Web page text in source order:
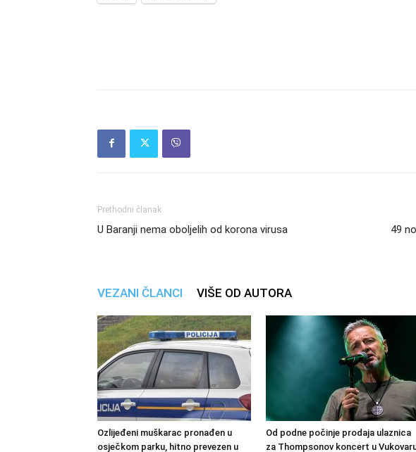
Prethodni članak
U Baranji nema oboljelih od korona virusa
49
VEZANI ČLANCI VIŠE OD AUTORA
Ozlijeđeni muškarac pronađen u
osječkom parku, hitno prevezen u
Od podne počinje prodaja ulaznica
za Thompsonov koncert u